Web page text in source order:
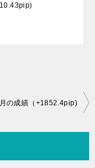
の成績（+1852.4pip)